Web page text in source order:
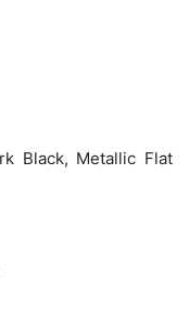
Black, Metallic Flat